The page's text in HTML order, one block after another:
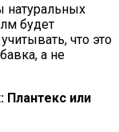
натуральных
будет
что это
а не
или